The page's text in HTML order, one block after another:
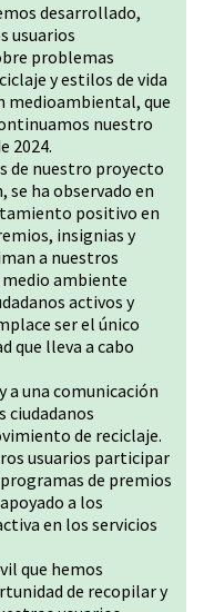
desarrollado,
usuarios
problemas
y estilos de vida
medioambiental, que
nuestro
2024.
de nuestro proyecto
se ha observado en
positivo en
insignias y
a nuestros
medio ambiente
activos y
ser el único
que lleva a cabo
a una comunicación
ciudadanos
de reciclaje.
usuarios participar
de premios
a los
en los servicios
que hemos
de recopilar y